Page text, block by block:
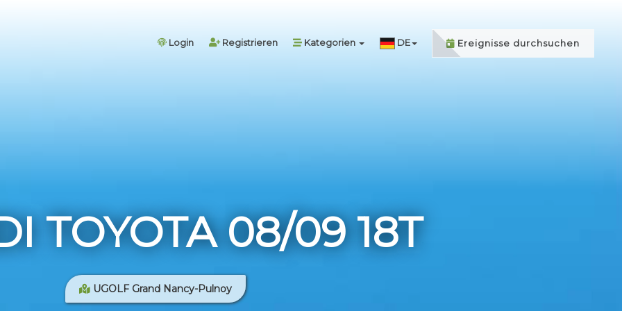
Login Registrieren Kategorien DE Ereignisse durchsuchen
TOYOTA 08/09 18T
UGOLF Grand Nancy-Pulnoy